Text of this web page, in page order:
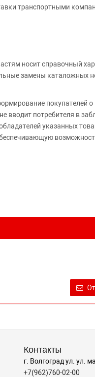
транспортными
носит справочный
замены каталожных
покупателей о
вводит потребителя в
указанных
Контакты
г. Волгоград ул. ул.
+7(962)760-02-00